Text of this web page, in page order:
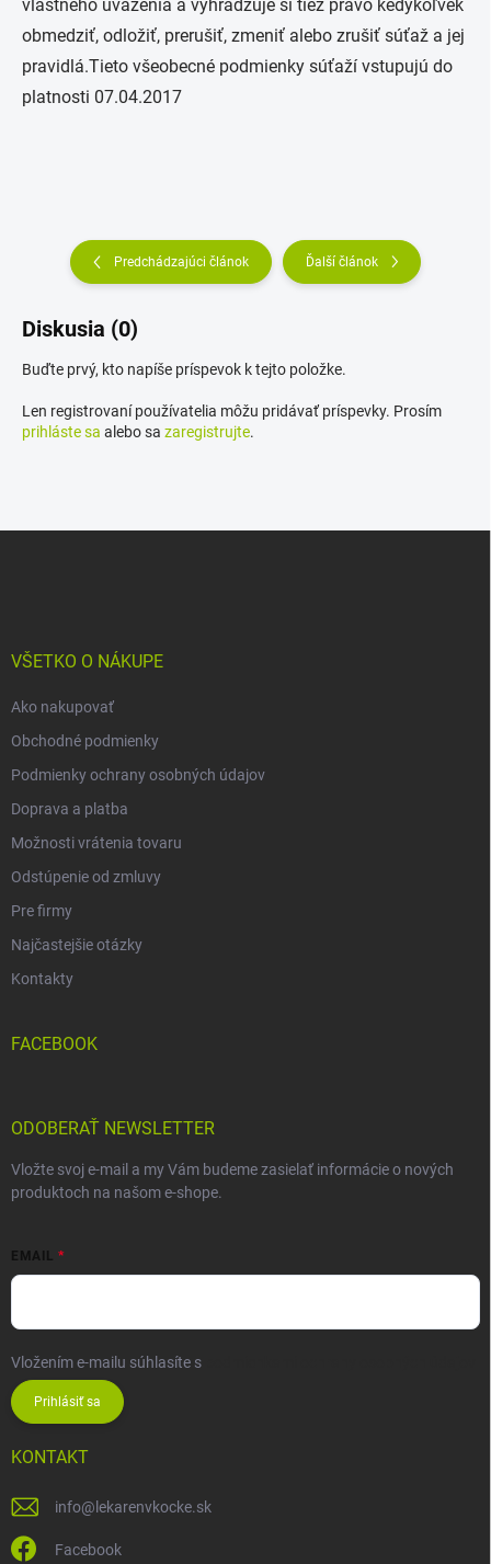
vlastného uváženia a vyhradzuje si tiež právo kedykoľvek
obmedziť, odložiť, prerušiť, zmeniť alebo zrušiť súťaž a jej
pravidlá.Tieto všeobecné podmienky súťaží vstupujú do
platnosti 07.04.2017
Predchádzajúci článok Ďalší článok
Diskusia (0)
Buďte prvý, kto napíše príspevok k tejto položke.
Len registrovaní používatelia môžu pridávať príspevky. Prosím
prihláste sa alebo sa zaregistrujte.
VŠETKO O NÁKUPE
Ako nakupovať
Obchodné podmienky
Podmienky ochrany osobných údajov
Doprava a platba
Možnosti vrátenia tovaru
Odstúpenie od zmluvy
Pre firmy
Najčastejšie otázky
Kontakty
FACEBOOK
ODOBERAŤ NEWSLETTER
Vložte svoj e-mail a my Vám budeme zasielať informácie o nových
produktoch na našom e-shope.
EMAIL
Vložením e-mailu súhlasíte s
Prihlásiť sa
KONTAKT
info@lekarenvkocke.sk
Facebook